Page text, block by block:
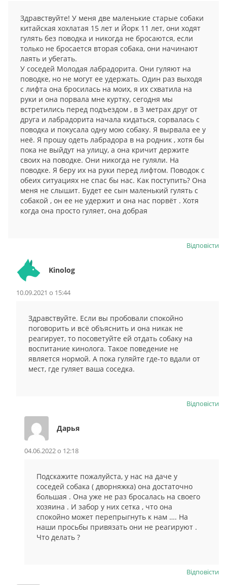
Здравствуйте! У меня две маленькие старые собаки
китайская хохлатая 15 лет и Йорк 11 лет, они ходят
гулять без поводка и никогда не бросаются, если
только не бросается вторая собака, они начинают
лаять и убегать.
У соседей Молодая лабрадорита. Они гуляют на
поводке, но не могут ее удержать. Один раз выходя
с лифта она бросилась на моих, я их схватила на
руки и она порвала мне куртку, сегодня мы
встретились перед подъездом , в 3 метрах друг от
друга и лабрадорита начала кидаться, сорвалась с
поводка и покусала одну мою собаку. Я вырвала ее у
неё. Я прошу одеть лабрадора в на родник , хотя бы
пока не выйдут на улицу, а она кричит держите
своих на поводке. Они никогда не гуляли. На
поводке. Я беру их на руки перед лифтом. Поводок с
обеих ситуациях не спас бы нас. Как поступить? Она
меня не слышит. Будет ее сын маленький гулять с
собакой , он ее не удержит и она нас порвёт . Хотя
когда она просто гуляет, она добрая
Відповіcти
Kinolog
10.09.2021 о 15:44
Здравствуйте. Если вы пробовали спокойно
поговорить и всё объяснить и она никак не
реагирует, то посоветуйте ей отдать собаку на
воспитание кинолога. Такое поведение не
является нормой. А пока гуляйте где-то вдали от
мест, где гуляет ваша соседка.
Відповіcти
Дарья
04.06.2022 о 12:18
Подскажите пожалуйста, у нас на даче у
соседей собака ( дворняжка) она достаточно
большая . Она уже не раз бросалась на своего
хозяина . И забор у них сетка , что она
спокойно может перепрыгнуть к нам …. На
наши просьбы привязать они не реагируют .
Что делать ?
Відповіcти